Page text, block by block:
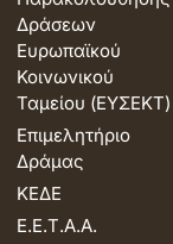
Δράσεων
Ευρωπαϊκού
Κοινωνικού
Ταμείου (ΕΥΣΕΚΤ)
Επιμελητήριο
Δράμας
ΚΕΔΕ
Ε.Ε.Τ.Α.Α.